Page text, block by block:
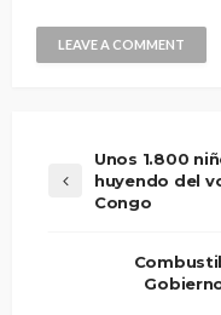
Unos 1.800
huyendo del
Congo